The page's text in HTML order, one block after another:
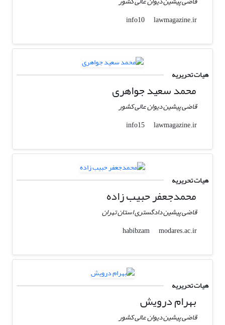
info10
lawmagazine.ir
هیات تحریریه
محمد سعید جواهری
قاضی پیشین دیوان عالی کشور
info15
lawmagazine.ir
هیات تحریریه
محمدجعفر حبیب زاده
قاضی پیشین دادگستری استان تهران
habibzam
modares.ac.ir
هیات تحریریه
بهرام درویش
قاضی پیشین دیوان عالی کشور